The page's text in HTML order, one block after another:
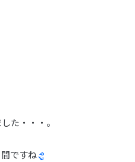
た・・・。
ですね